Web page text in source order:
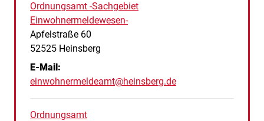
Ordnungsamt -Sachgebiet
Einwohnermeldewesen-
Straße:
Apfelstraße Hausnummer:
60
PLZ:
52525 Ort:
Heinsberg
E-Mail:
einwohnermeldeamt@heinsberg.de
Ordnungsamt